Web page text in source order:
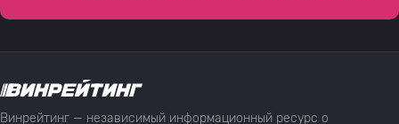
Винрейтинг — независимый информационный ресурс о